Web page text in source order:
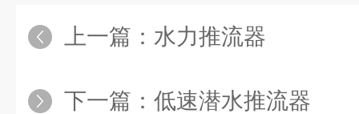
上一篇： 水力推流器
下一篇： 低速潜水推流器